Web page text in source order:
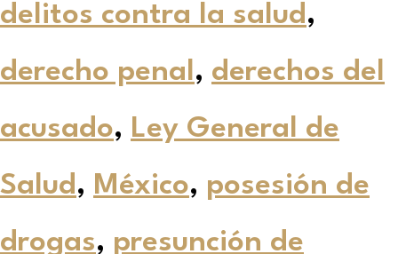
delitos contra la salud,
derecho penal, derechos del
acusado, Ley General de
Salud, México, posesión de
drogas, presunción de